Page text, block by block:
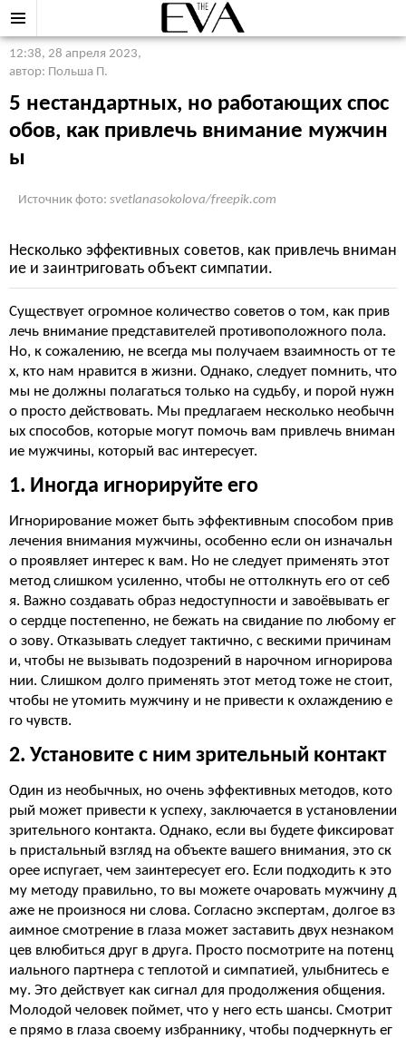
12:38, 28 апреля 2023,
автор: Польша П.
5 нестандартных, но работающих спос
обов, как привлечь внимание мужчин
ы
Источник фото: svetlanasokolova/freepik.com
Несколько эффективных советов, как привлечь вниман
ие и заинтриговать объект симпатии.
Существует огромное количество советов о том, как прив
лечь внимание представителей противоположного пола.
Но, к сожалению, не всегда мы получаем взаимность от те
х, кто нам нравится в жизни. Однако, следует помнить, что
мы не должны полагаться только на судьбу, и порой нужн
о просто действовать. Мы предлагаем несколько необычн
ых способов, которые могут помочь вам привлечь вниман
ие мужчины, который вас интересует.
1. Иногда игнорируйте его
Игнорирование может быть эффективным способом прив
лечения внимания мужчины, особенно если он изначальн
о проявляет интерес к вам. Но не следует применять этот
метод слишком усиленно, чтобы не оттолкнуть его от себ
я. Важно создавать образ недоступности и завоёвывать ег
о сердце постепенно, не бежать на свидание по любому ег
о зову. Отказывать следует тактично, с вескими причинам
и, чтобы не вызывать подозрений в нарочном игнорирова
нии. Слишком долго применять этот метод тоже не стоит,
чтобы не утомить мужчину и не привести к охлаждению е
го чувств.
2. Установите с ним зрительный контакт
Один из необычных, но очень эффективных методов, кото
рый может привести к успеху, заключается в установлении
зрительного контакта. Однако, если вы будете фиксироват
ь пристальный взгляд на объекте вашего внимания, это ск
орее испугает, чем заинтересует его. Если подходить к это
му методу правильно, то вы можете очаровать мужчину д
аже не произнося ни слова. Согласно экспертам, долгое вз
аимное смотрение в глаза может заставить двух незнаком
цев влюбиться друг в друга. Просто посмотрите на потенц
иального партнера с теплотой и симпатией, улыбнитесь е
му. Это действует как сигнал для продолжения общения.
Молодой человек поймет, что у него есть шансы. Смотрит
е прямо в глаза своему избраннику, чтобы подчеркнуть ег